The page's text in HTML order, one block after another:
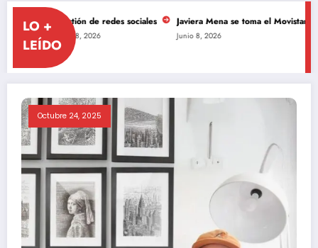
LO +
LEÍDO
Javiera Mena se toma el Movistar Arena para celebrar los 20 años de
Junio 8, 2026
Octubre 24, 2025